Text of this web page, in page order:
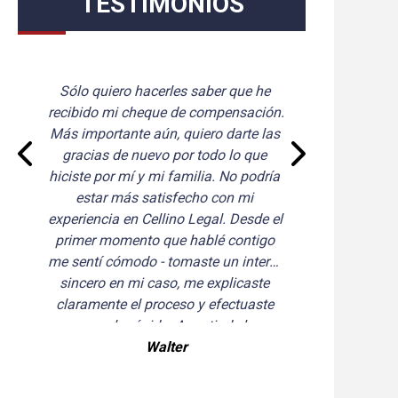
Sólo quiero hacerles saber que he
recibido mi cheque de compensación.
Más importante aún, quiero darte las
gracias de nuevo por todo lo que
hiciste por mí y mi familia. No podría
estar más satisfecho con mi
experiencia en Cellino Legal. Desde el
primer momento que hablé contigo
me sentí cómodo - tomaste un interés
sincero en mi caso, me explicaste
claramente el proceso y efectuaste
un arreglo rápido. A partir de hoy,
cuando alguien me pregunte si puedo
Walter